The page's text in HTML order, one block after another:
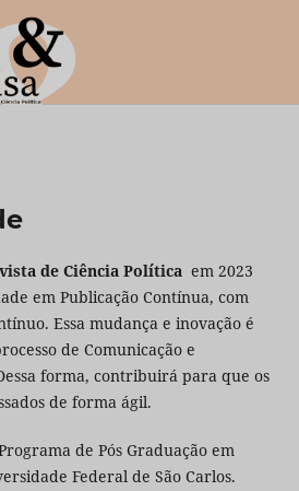
de Ciência Política em 2023
em Publicação Contínua, com
Essa mudança e inovação é
de Comunicação e
forma, contribuirá para que os
de forma ágil.
de Pós Graduação em
Federal de São Carlos.